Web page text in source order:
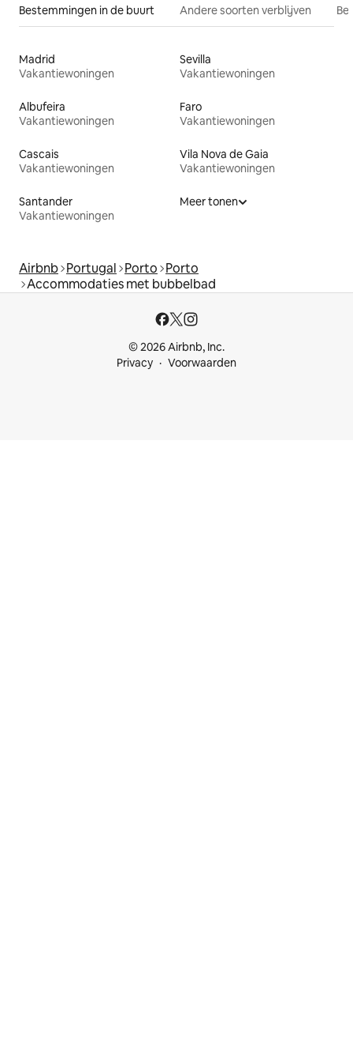
Bestemmingen in de buurt Andere soorten verblijven
Madrid
Vakantiewoningen
Sevilla
Vakantiewoningen
Albufeira
Vakantiewoningen
Faro
Vakantiewoningen
Cascais
Vakantiewoningen
Vila Nova de Gaia
Vakantiewoningen
Santander
Vakantiewoningen
Meer tonen
Airbnb Portugal Porto Porto
Accommodaties met bubbelbad
© 2026 Airbnb, Inc.
Privacy
Voorwaarden